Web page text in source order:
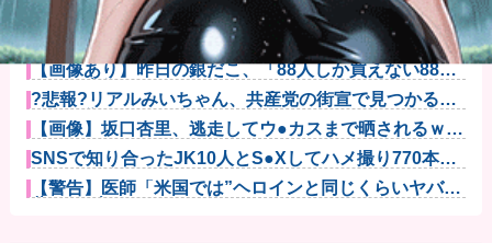
【衝撃】鬼滅があそこまでヒットしたのってやっぱ
「ノイズ」が一...
【画像】AIレベルの綺麗すぎるプロポーズ花火が打ち
上がる㊗?...
【画像あり】昨日の銀だこ、「88人しか買えない88
円」に大行...
?悲報?リアルみいちゃん、共産党の街宣で見つかる
（※画像あり...
【画像】坂口杏里、逃走してウ●カスまで晒されるｗｗ
ｗｗｗ
SNSで知り合ったJK10人とS●Xしてハメ撮り770本撮
っ...
【警告】医師「米国では”ヘロインと同じくらいヤバい